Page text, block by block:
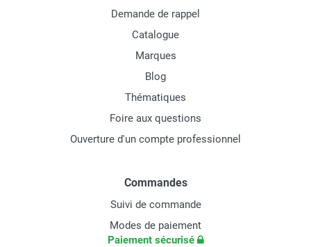
Demande de rappel
Catalogue
Marques
Blog
Thématiques
Foire aux questions
Ouverture d'un compte professionnel
Commandes
Suivi de commande
Modes de paiement
Paiement sécurisé